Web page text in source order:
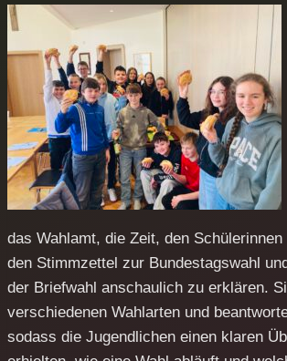
das Wahlamt, die Zeit, den
den Stimmzettel zur Bundestagswahl
der Briefwahl anschaulich zu erklären.
verschiedenen Wahlarten und
sodass die Jugendlichen einen klaren